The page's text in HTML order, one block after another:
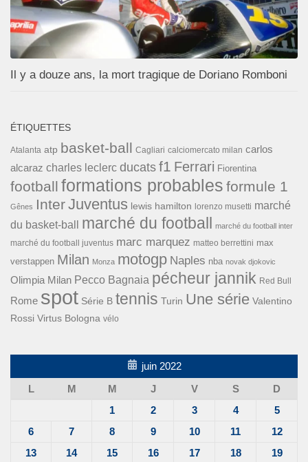
Il y a douze ans, la mort tragique de Doriano Romboni
ÉTIQUETTES
Atalanta atp basket-ball Cagliari calciomercato milan carlos
alcaraz charles leclerc ducats f1 Ferrari Fiorentina
football formations probables formule 1
Gênes InterJuventus lewis hamilton lorenzo musetti marché
du basket-ball
marché du football marché du football inter
marché du football juventus marc marquez matteo berrettini max
verstappen Milan Monza motogp Naples nba novak djokovic
Olimpia Milan Pecco Bagnaia pécheur jannik Red Bull
Rome spot Série B tennis Turin Une série Valentino
Rossi Virtus Bologna vélo
juin 2022
L
M M J V S
D
1
2 3 4
5
6
7 8 9 10 11
12
13
14 15 16 17 18 19